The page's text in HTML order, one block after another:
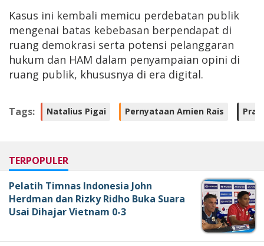
Kasus ini kembali memicu perdebatan publik
mengenai batas kebebasan berpendapat di
ruang demokrasi serta potensi pelanggaran
hukum dan HAM dalam penyampaian opini di
ruang publik, khususnya di era digital.
Tags: Natalius Pigai Pernyataan Amien Rais
TERPOPULER
Pelatih Timnas Indonesia John
Herdman dan Rizky Ridho Buka Suara
Usai Dihajar Vietnam 0-3